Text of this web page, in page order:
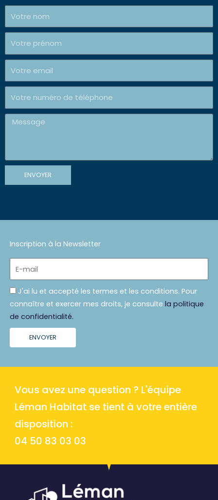
Message
ENVOYER
Inscription à la Newsletter
Politique
J'ai lu et accepté les termes et les conditions. Pour
connaître et exercer mes droits, je consulte la politique
de confidentialité.
ENVOYER
Vous avez une question ? L'équipe
Léman Habitat se tient à votre entière
disposition :
04 50 83 03 03